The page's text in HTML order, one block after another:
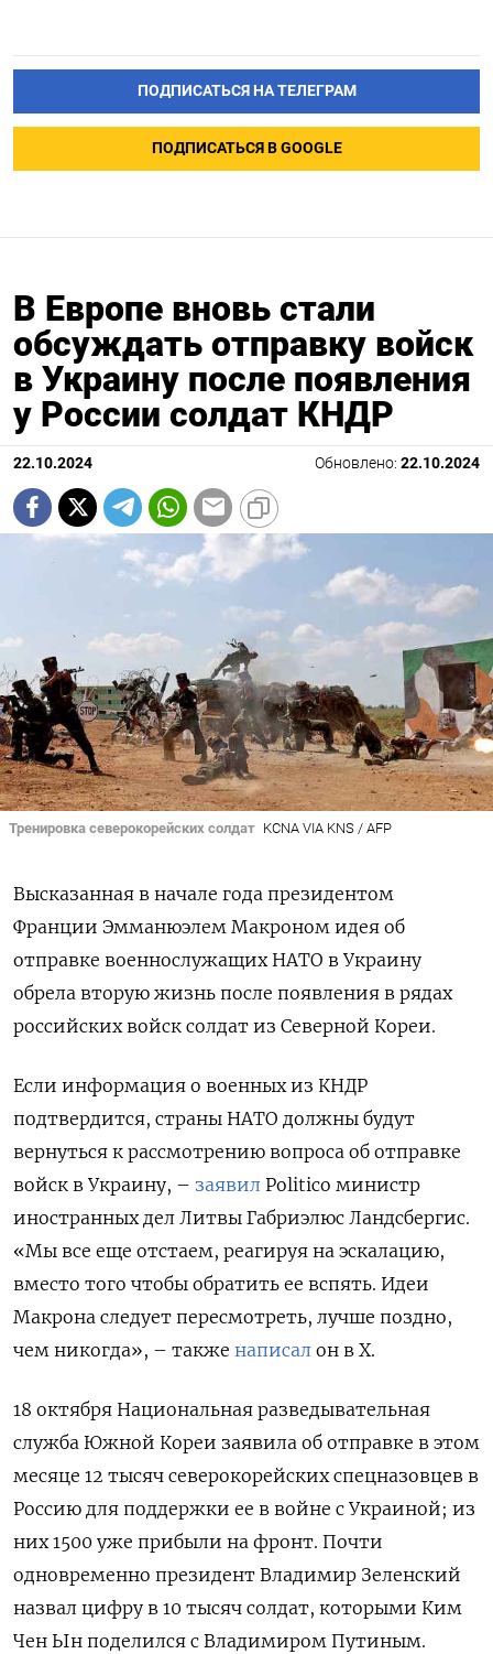
ПОДПИСАТЬСЯ НА ТЕЛЕГРАМ
ПОДПИСАТЬСЯ В GOOGLE
В Европе вновь стали
обсуждать отправку войск
в Украину после появления
у России солдат КНДР
22.10.2024 Обновлено: 22.10.2024
Тренировка северокорейских солдат KCNA VIA KNS / AFP
Высказанная в начале года президентом
Франции Эмманюэлем Макроном идея об
отправке военнослужащих НАТО в Украину
обрела вторую жизнь после появления в рядах
российских войск солдат из Северной Кореи.
Если информация о военных из КНДР
подтвердится, страны НАТО должны будут
вернуться к рассмотрению вопроса об отправке
войск в Украину, – заявил Politico министр
иностранных дел Литвы Габриэлюс Ландсбергис.
«Мы все еще отстаем, реагируя на эскалацию,
вместо того чтобы обратить ее вспять. Идеи
Макрона следует пересмотреть, лучше поздно,
чем никогда», – также написал он в X.
18 октября Национальная разведывательная
служба Южной Кореи заявила об отправке в этом
месяце 12 тысяч северокорейских спецназовцев в
Россию для поддержки ее в войне с Украиной; из
них 1500 уже прибыли на фронт. Почти
одновременно президент Владимир Зеленский
назвал цифру в 10 тысяч солдат, которыми Ким
Чен Ын поделился с Владимиром Путиным.